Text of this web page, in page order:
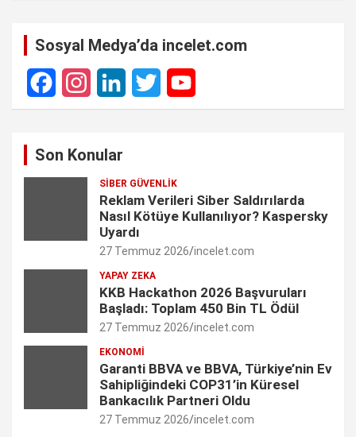
Sosyal Medya’da incelet.com
F
I
L
k
e
d
n
T
t
t
e
r
Y
T
u
b
C
a
n
n
Son Konular
SIBER GÜVENLIK
Reklam Verileri Siber Saldırılarda
Nasıl Kötüye Kullanılıyor? Kaspersky
Uyardı
27 Temmuz 2026 incelet.com
YAPAY ZEKA
KKB Hackathon 2026 Başvuruları
Başladı: Toplam 450 Bin TL Ödül
27 Temmuz 2026 incelet.com
EKONOMI
Garanti BBVA ve BBVA, Türkiye’nin Ev
Sahipliğindeki COP31’in Küresel
Bankacılık Partneri Oldu
27 Temmuz 2026 incelet.com